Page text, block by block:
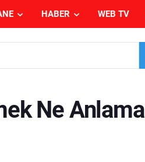
HABER WEB TV
Ne Anlama